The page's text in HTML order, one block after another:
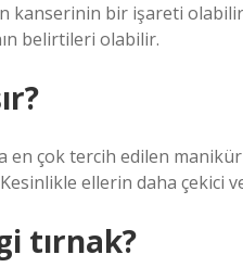
kanserinin bir işareti olabilir.
belirtileri olabilir.
en çok tercih edilen
ellerin daha çekici
tırnak?